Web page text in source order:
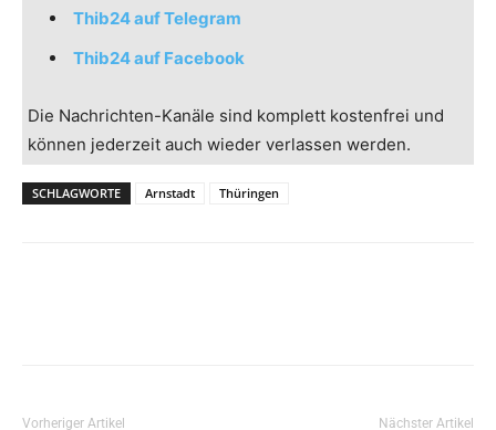
Thib24 auf Telegram
Thib24 auf Facebook
Die Nachrichten-Kanäle sind komplett kostenfrei und
können jederzeit auch wieder verlassen werden.
SCHLAGWORTE Arnstadt Thüringen
Vorheriger Artikel Nächster Artikel